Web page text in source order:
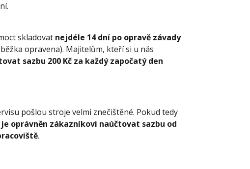
skladovat nejdéle 14 dní po opravě závady
opravena). Majitelům, kteří si u nás
sazbu 200 Kč za každý započatý den
pošlou stroje velmi znečištěné. Pokud tedy
je oprávněn zákazníkovi naúčtovat sazbu od
.